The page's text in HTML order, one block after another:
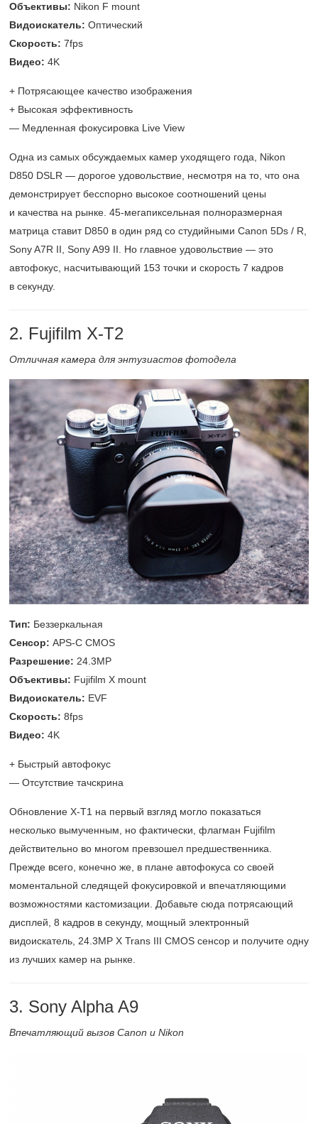
Объективы: Nikon F mount
Видоискатель: Оптический
Скорость: 7fps
Видео: 4K
+ Потрясающее качество изображения
+ Высокая эффективность
— Медленная фокусировка Live View
Одна из самых обсуждаемых камер уходящего года, Nikon
D850 DSLR — дорогое удовольствие, несмотря на то, что она
демонстрирует бесспорно высокое соотношений цены
и качества на рынке. 45-мегапиксельная полноразмерная
матрица ставит D850 в один ряд со студийными Canon 5Ds / R,
Sony A7R II, Sony A99 II. Но главное удовольствие — это
автофокус, насчитывающий 153 точки и скорость 7 кадров
в секунду.
2. Fujifilm X-T2
Отличная камера для энтузиастов фотодела
Тип: Беззеркальная
Сенсор: APS-C CMOS
Разрешение: 24.3MP
Объективы: Fujifilm X mount
Видоискатель: EVF
Скорость: 8fps
Видео: 4K
+ Быстрый автофокус
— Отсутствие тачскрина
Обновление X-T1 на первый взгляд могло показаться
несколько вымученным, но фактически, флагман Fujifilm
действительно во многом превзошел предшественника.
Прежде всего, конечно же, в плане автофокуса со своей
моментальной следящей фокусировкой и впечатляющими
возможностями кастомизации. Добавьте сюда потрясающий
дисплей, 8 кадров в секунду, мощный электронный
видоискатель, 24.3MP X Trans III CMOS сенсор и получите одну
из лучших камер на рынке.
3. Sony Alpha A9
Впечатляющий вызов Canon и Nikon